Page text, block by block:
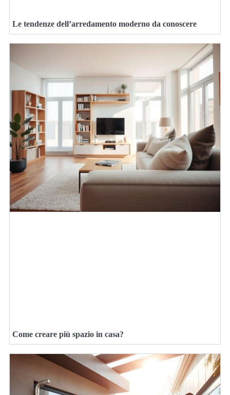
Le tendenze dell’arredamento moderno da conoscere
Come creare più spazio in casa?